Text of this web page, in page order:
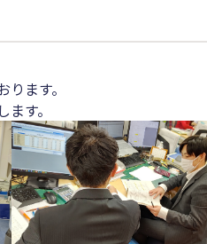
ます。
す。